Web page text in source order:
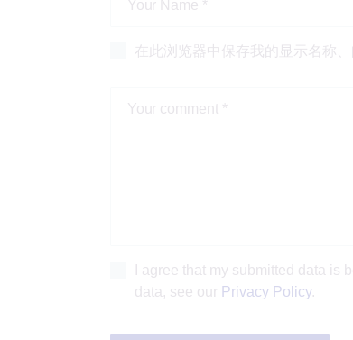
在此浏览器中保存我的显示名称
I agree that my submitted data
data, see our Privacy Policy.